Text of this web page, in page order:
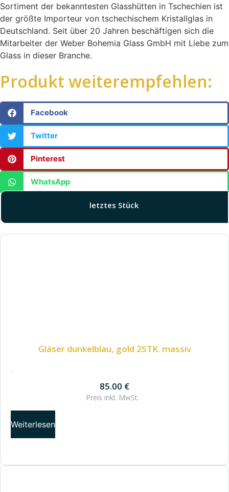
Sortiment der bekanntesten Glasshütten in Tschechien ist
der größte Importeur von tschechischem Kristallglas in
Deutschland. Seit über 20 Jahren beschäftigen sich die
Mitarbeiter der Weber Bohemia Glass GmbH mit Liebe zum
Glass in dieser Branche.
Produkt weiterempfehlen:
Facebook
Twitter
Pinterest
WhatsApp
Ähnliche Produkte:
letztes Stück
Gläser dunkelblau, gold 2STK. massiv
85.00 €
85.00 €
Preis inkl. MwSt.
Weiterlesen